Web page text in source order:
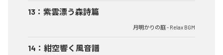
13 ： 紫雲漂う森詩篇
月明かりの庭 - Relax BGM
14 ： 紺空響く風音譜